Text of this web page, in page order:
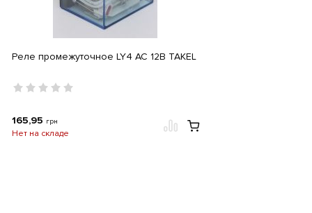
Реле промежуточное LY4 AC 12В TAKEL
165,95 грн
Нет на складе